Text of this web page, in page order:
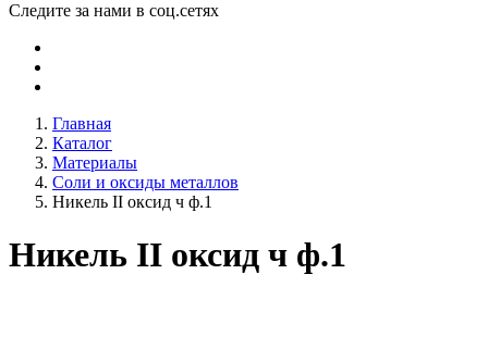
Следите за нами в соц.сетях
Главная
Каталог
Материалы
Соли и оксиды металлов
Никель II оксид ч ф.1
Никель II оксид ч ф.1